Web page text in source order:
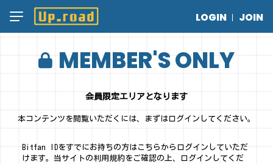
LOGIN JOIN
MEMBER'S ONLY
会員限定エリアとなります
本コンテンツを閲覧いただくには、まずはログインしてください。
Bitfan IDをすでにお持ちの方はこちらからログインしていただ
けます。 当サイトの利用規約をご確認の上、ログインしてくだ